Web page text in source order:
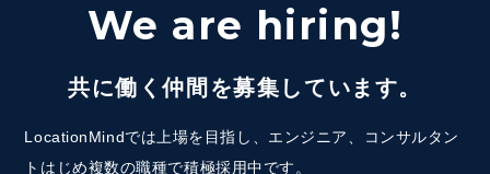
We are hiring!
共に働く仲間を募集しています。
LocationMindでは上場を目指し、エンジニア、コンサルタン
トはじめ複数の職種で積極採用中です。